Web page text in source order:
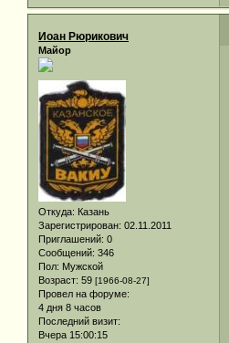
Иоан Рюрикович
Майор
Откуда: Казань
Зарегистрирован: 02.11.2011
Приглашений: 0
Сообщений: 346
Пол: Мужской
Возраст: 59 [1966-08-27]
Провел на форуме:
4 дня 8 часов
Последний визит:
Вчера 15:00:15